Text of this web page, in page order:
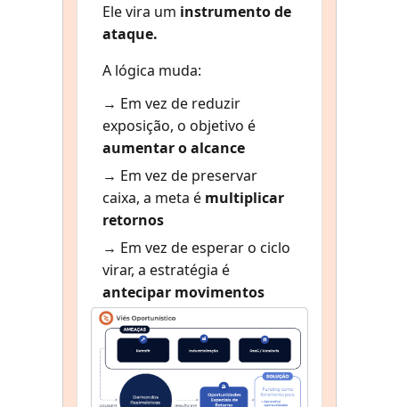
Ele vira um instrumento de
ataque.
A lógica muda:
→ Em vez de reduzir
exposição, o objetivo é
aumentar o alcance
→ Em vez de preservar
caixa, a meta é multiplicar
retornos
→ Em vez de esperar o ciclo
virar, a estratégia é
antecipar movimentos